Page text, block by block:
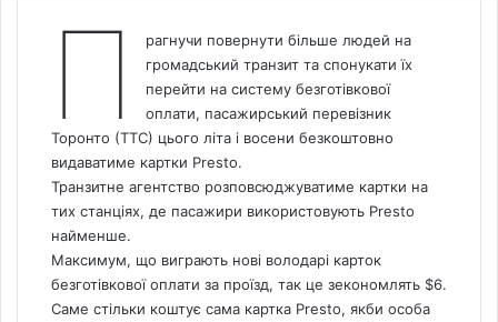
П
рагнучи повернути більше людей на
громадський транзит та спонукати їх
перейти на систему безготівкової
оплати, пасажирський перевізник
Торонто (ТТС) цього літа і восени безкоштовно
видаватиме картки Presto.
Транзитне агентство розповсюджуватиме картки на
тих станціях, де пасажири використовують Presto
найменше.
Максимум, що виграють нові володарі карток
безготівкової оплати за проїзд, так це зекономлять $6.
Саме стільки коштує сама картка Presto, якби особа